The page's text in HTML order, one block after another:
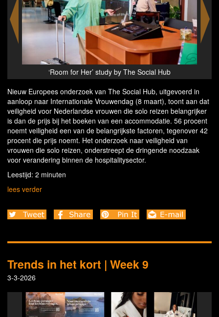
‘Room for Her’ study by The Social Hub
Nieuw Europees onderzoek van The Social Hub, uitgevoerd in
aanloop naar Internationale Vrouwendag (8 maart), toont aan dat
veiligheid voor Nederlandse vrouwen die solo reizen belangrijker
is dan de prijs bij het boeken van een accommodatie. 56 procent
noemt veiligheid een van de belangrijkste factoren, tegenover 42
procent die prijs noemt. Het onderzoek naar veiligheid van
vrouwen die solo reizen, onderstreept de dringende noodzaak
voor verandering binnen de hospitalitysector.
Leestijd: 2 minuten
lees verder
Trends in het kort | Week 9
3-3-2026